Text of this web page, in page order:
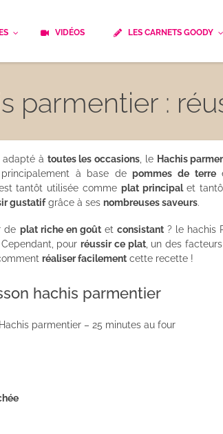
Enfants
Les Cuissons
Les Fêtes
Les
VIDÉOS LES CARNETS GOODY
parmentier :
adapté à toutes les occasions , le Hachis
principalement à base depommes de terre
tantôt utilisée comme plat principalet
gustatifgrâce à ses nombreuses saveurs.
de plat riche en goûtetconsistant ? le hachis
pourréussir ce plat, un des
réaliser facilement cette recette !
hachis parmentier
parmentier – 25 minutes au four